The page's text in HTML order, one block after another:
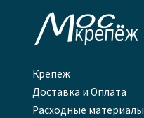

Крепеж
Доставка и Оплата
Расходные материалы